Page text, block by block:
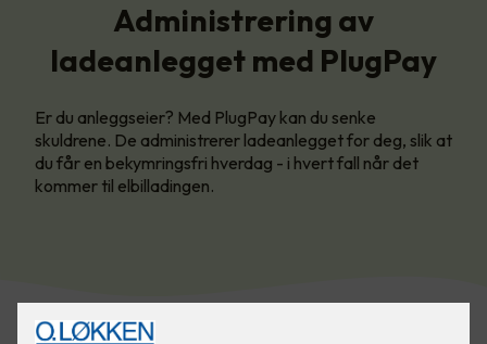
Administrering av
ladeanlegget med PlugPay
Er du anleggseier? Med PlugPay kan du senke
skuldrene. De administrerer ladeanlegget for deg, slik at
du får en bekymringsfri hverdag - i hvert fall når det
kommer til elbilladingen.